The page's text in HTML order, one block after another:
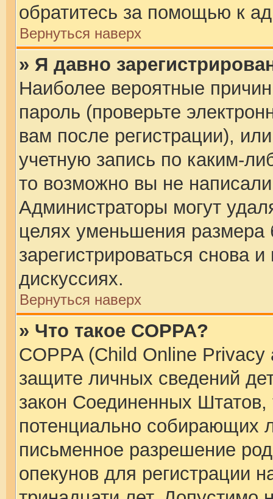
обратитесь за помощью к
Вернуться наверх
» Я давно
Наиболее вероятные
пароль (проверьте
вам после регистрации),
учетную запись по каким-
то возможно вы не
Администраторы могут
целях уменьшения
зарегистрироваться снова
дискуссиях.
Вернуться наверх
» Что такое COPPA?
COPPA (Child Online
защите личных сведений
закон Соединенных
потенциально собирающих
письменное разрешение
опекунов для регистрации